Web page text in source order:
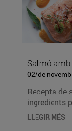
Salmó
02/de
Recepta de
ingredients
LLEGIR MÉS